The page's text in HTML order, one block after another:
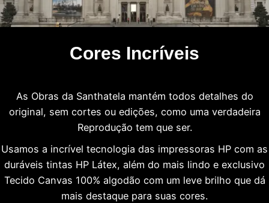
Cores Incríveis
As Obras da Santhatela mantém todos detalhes do
original, sem cortes ou edições, como uma verdadeira
Reprodução tem que ser.
Usamos a incrível tecnologia das impressoras HP com as
duráveis tintas HP Látex, além do mais lindo e exclusivo
Tecido Canvas 100% algodão com um leve brilho que dá
mais destaque para suas cores.